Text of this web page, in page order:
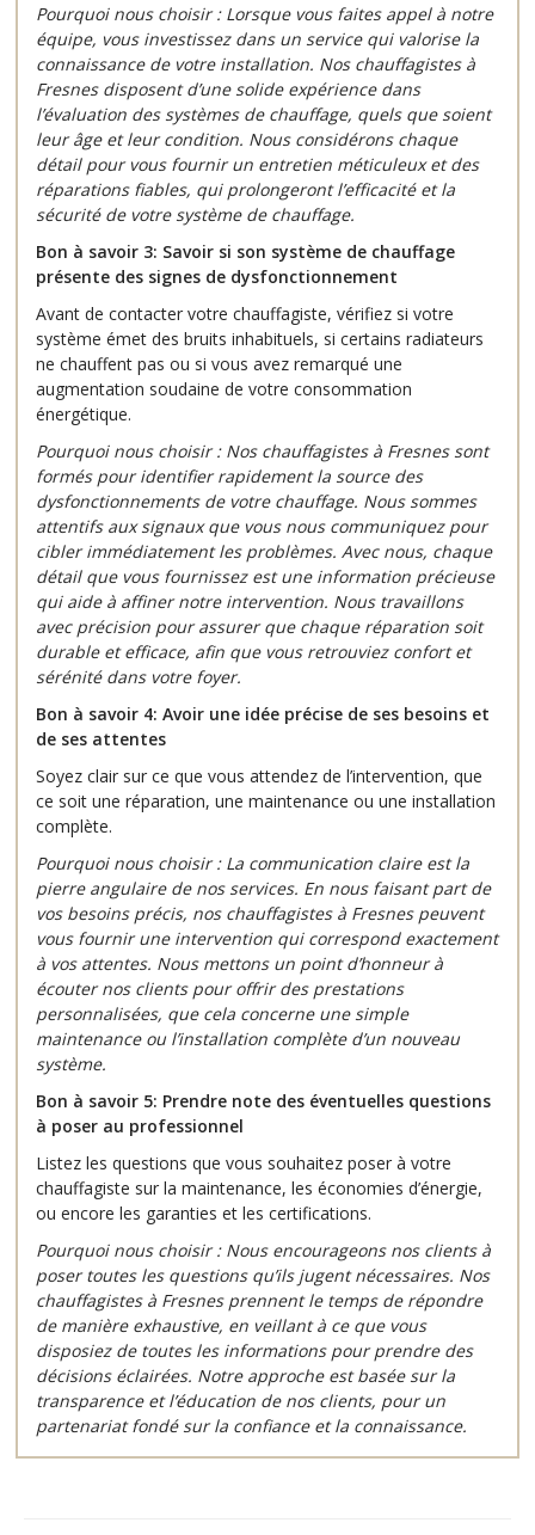
Pourquoi nous choisir : Lorsque vous faites appel à notre
équipe, vous investissez dans un service qui valorise la
connaissance de votre installation. Nos chauffagistes à
Fresnes disposent d’une solide expérience dans
l’évaluation des systèmes de chauffage, quels que soient
leur âge et leur condition. Nous considérons chaque
détail pour vous fournir un entretien méticuleux et des
réparations fiables, qui prolongeront l’efficacité et la
sécurité de votre système de chauffage.
Bon à savoir 3: Savoir si son système de chauffage
présente des signes de dysfonctionnement
Avant de contacter votre chauffagiste, vérifiez si votre
système émet des bruits inhabituels, si certains radiateurs
ne chauffent pas ou si vous avez remarqué une
augmentation soudaine de votre consommation
énergétique.
Pourquoi nous choisir : Nos chauffagistes à Fresnes sont
formés pour identifier rapidement la source des
dysfonctionnements de votre chauffage. Nous sommes
attentifs aux signaux que vous nous communiquez pour
cibler immédiatement les problèmes. Avec nous, chaque
détail que vous fournissez est une information précieuse
qui aide à affiner notre intervention. Nous travaillons
avec précision pour assurer que chaque réparation soit
durable et efficace, afin que vous retrouviez confort et
sérénité dans votre foyer.
Bon à savoir 4: Avoir une idée précise de ses besoins et
de ses attentes
Soyez clair sur ce que vous attendez de l’intervention, que
ce soit une réparation, une maintenance ou une installation
complète.
Pourquoi nous choisir : La communication claire est la
pierre angulaire de nos services. En nous faisant part de
vos besoins précis, nos chauffagistes à Fresnes peuvent
vous fournir une intervention qui correspond exactement
à vos attentes. Nous mettons un point d’honneur à
écouter nos clients pour offrir des prestations
personnalisées, que cela concerne une simple
maintenance ou l’installation complète d’un nouveau
système.
Bon à savoir 5: Prendre note des éventuelles questions
à poser au professionnel
Listez les questions que vous souhaitez poser à votre
chauffagiste sur la maintenance, les économies d’énergie,
ou encore les garanties et les certifications.
Pourquoi nous choisir : Nous encourageons nos clients à
poser toutes les questions qu’ils jugent nécessaires. Nos
chauffagistes à Fresnes prennent le temps de répondre
de manière exhaustive, en veillant à ce que vous
disposiez de toutes les informations pour prendre des
décisions éclairées. Notre approche est basée sur la
transparence et l’éducation de nos clients, pour un
partenariat fondé sur la confiance et la connaissance.